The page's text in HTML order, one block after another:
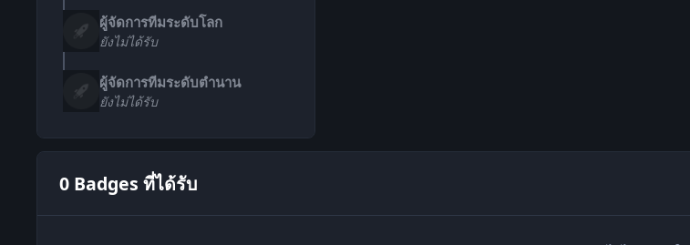
ผู้จัดการทีมระดับโลก
ยังไม่ได้รับ
ผู้จัดการทีมระดับตำนาน
ยังไม่ได้รับ
0 Badges ที่ได้รับ